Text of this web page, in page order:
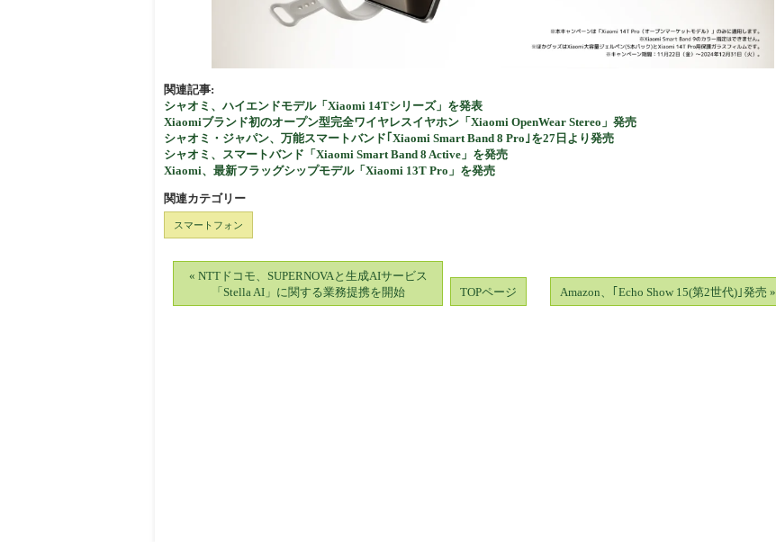
関連記事:
シャオミ、ハイエンドモデル「Xiaomi 14Tシリーズ」を発表
Xiaomiブランド初のオープン型完全ワイヤレスイヤホン「Xiaomi OpenWear Stereo」発売
シャオミ・ジャパン、万能スマートバンド｢Xiaomi Smart Band 8 Pro｣を27日より発売
シャオミ、スマートバンド「Xiaomi Smart Band 8 Active」を発売
Xiaomi、最新フラッグシップモデル「Xiaomi 13T Pro」を発売
関連カテゴリー
スマートフォン
« NTTドコモ、SUPERNOVAと生成AIサービス
「Stella AI」に関する業務提携を開始
TOPページ Amazon、｢Echo Show 15(第2世代)｣発売 »